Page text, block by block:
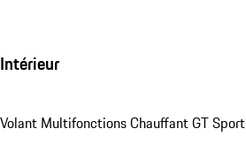
Intérieur
Volant Multifonctions Chauffant GT Sport